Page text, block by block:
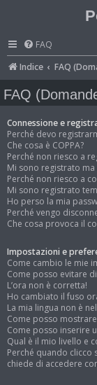
FAQ
Indice
FAQ
FAQ
Connessione e
Perché devo
Che cosa è COPPA?
Perché non riesco a
Mi sono registrato
Perché non riesco a
Mi sono registrato
Ho perso la mia
Perché vengo
Che cosa provoca il
Impostazioni e
Come cambio le mie
Come posso evitare
L’ora non è corretta!
Ho cambiato il fuso
La mia lingua non è
Come posso
Come posso inserire
Qual è il mio livello e
Perché quando clicco
chiede di accedere